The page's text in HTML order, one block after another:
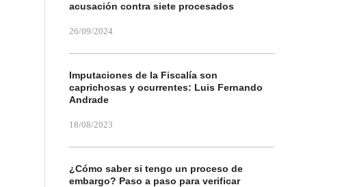
acusación contra siete procesados
26/09/2024
Imputaciones de la Fiscalía son
caprichosas y ocurrentes: Luis Fernando
Andrade
18/08/2023
¿Cómo saber si tengo un proceso de
embargo? Paso a paso para verificar